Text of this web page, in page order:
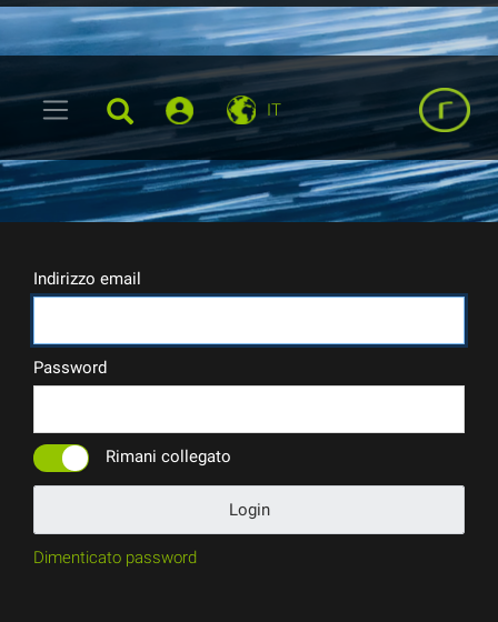
IT
Indirizzo email
Password
Rimani collegato
Login
Dimenticato password